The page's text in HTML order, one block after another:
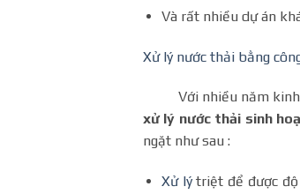
Và rất nhiều dự án
Xử lý nước thải bằng
Với nhiều năm kinh
xử lý nước thải sinh
ngặt như sau :
Xử lýtriệt để được độ